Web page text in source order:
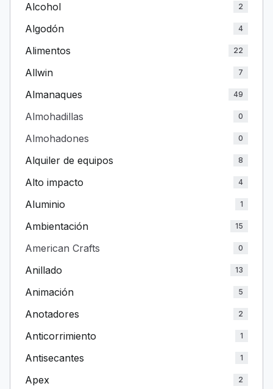
Alcohol 2
Algodón 4
Alimentos 22
Allwin 7
Almanaques 49
Almohadillas 0
Almohadones 0
Alquiler de equipos 8
Alto impacto 4
Aluminio 1
Ambientación 15
American Crafts 0
Anillado 13
Animación 5
Anotadores 2
Anticorrimiento 1
Antisecantes 1
Apex 2